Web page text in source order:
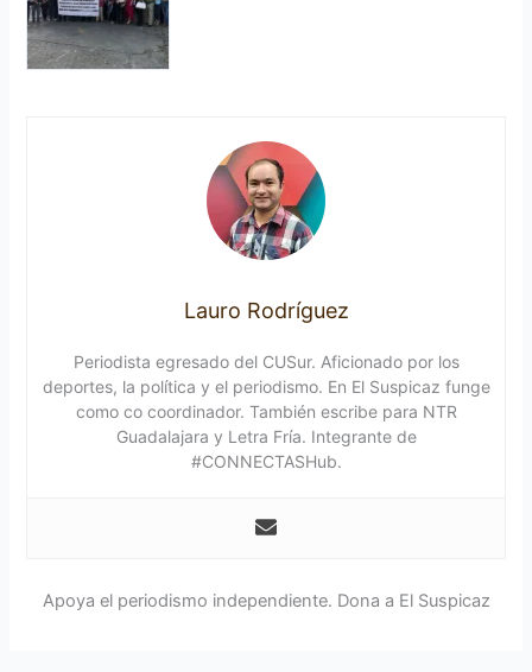
Lauro Rodríguez
Periodista egresado del CUSur. Aficionado por los
deportes, la política y el periodismo. En El Suspicaz funge
como co coordinador. También escribe para NTR
Guadalajara y Letra Fría. Integrante de
#CONNECTASHub.
Apoya el periodismo independiente. Dona a El Suspicaz